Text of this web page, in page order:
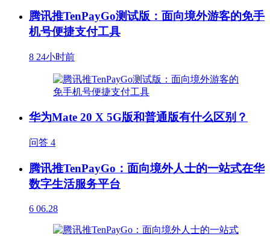
腾讯推TenPayGo测试版：面向境外游客的免手
机号便捷支付工具
8 24小时前
华为Mate 20 X 5G版和普通版有什么区别？
问答 4
腾讯推TenPayGo：面向境外人士的一站式在华
数字生活服务平台
6 06.28